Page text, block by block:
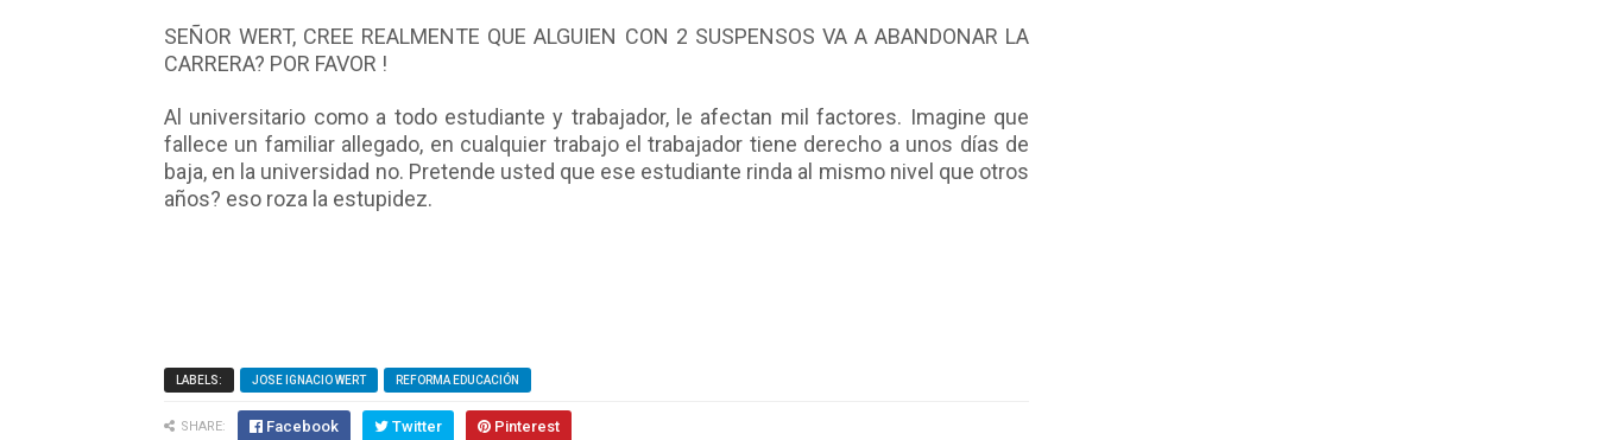
SEÑOR WERT, CREE REALMENTE QUE ALGUIEN CON 2 SUSPENSOS VA A ABANDONAR LA
CARRERA? POR FAVOR !
Al universitario como a todo estudiante y trabajador, le afectan mil factores. Imagine que
fallece un familiar allegado, en cualquier trabajo el trabajador tiene derecho a unos días de
baja, en la universidad no. Pretende usted que ese estudiante rinda al mismo nivel que otros
años? eso roza la estupidez.
LABELS: JOSE IGNACIO WERT REFORMA EDUCACIÓN
SHARE: Facebook Twitter Pinterest